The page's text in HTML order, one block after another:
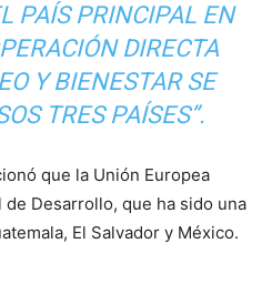
PAÍS PRINCIPAL EN
DIRECTA
Y BIENESTAR SE
TRES PAÍSES”.
que la Unión Europea
Desarrollo, que ha sido una
El Salvador y México.